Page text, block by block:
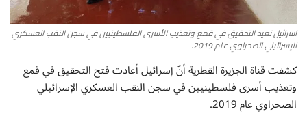
من نحن
سياسة الخصوصية
البنود والشروط
اسرائيل تعيد التحقيق في قمع وتعذيب الأسرى الفلسطينيين في سجن النقب العسكري
الإسرائيلي الصحراوي عام 2019.
كشفت قناة الجزيرة القطرية أنّ إسرائيل أعادت فتح التحقيق في قمع
وتعذيب أسرى فلسطينيين في سجن النقب العسكري الإسرائيلي
الصحراوي عام 2019.